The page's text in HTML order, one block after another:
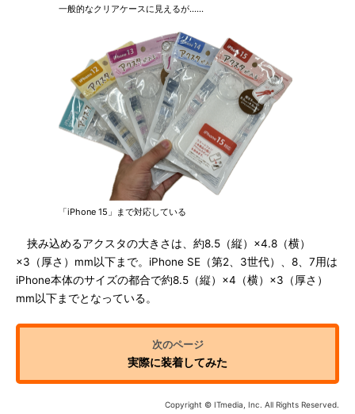
一般的なクリアケースに見えるが……
「iPhone 15」まで対応している
挟み込めるアクスタの大きさは、約8.5（縦）×4.8（横）
×3（厚さ）mm以下まで。iPhone SE（第2、3世代）、8、7用は
iPhone本体のサイズの都合で約8.5（縦）×4（横）×3（厚さ）
mm以下までとなっている。
実際に装着してみた
Copyright © ITmedia, Inc. All Rights Reserved.